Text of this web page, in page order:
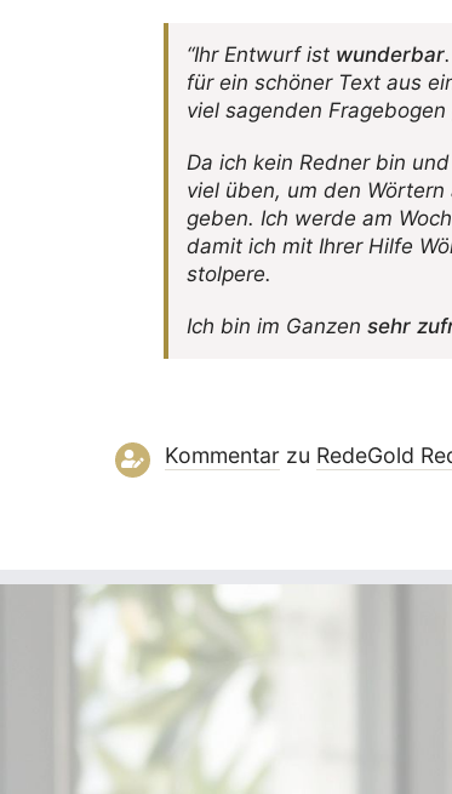
“Ihr Entwurf ist wunderbar
für ein schöner Text aus
viel sagenden
Da ich kein Redner bin
viel üben, um den
geben. Ich werde am
damit ich mit Ihrer Hilfe
stolpere.
Ich bin im Ganzen sehr
Kommentarzu RedeGold